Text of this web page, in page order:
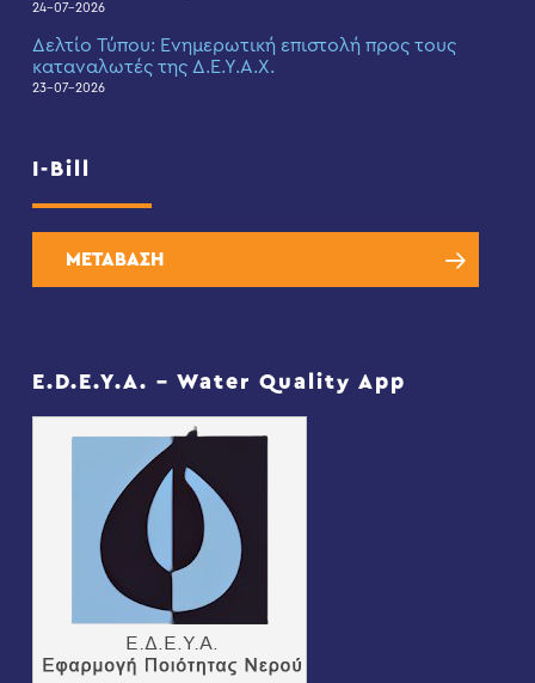
24-07-2026
Δελτίο Τύπου: Eνημερωτική επιστολή προς τους
καταναλωτές της Δ.Ε.Υ.Α.Χ.
23-07-2026
I-Bill
ΜΕΤΑΒΑΣΗ
E.D.E.Y.A. – Water Quality App